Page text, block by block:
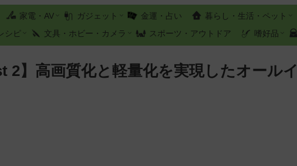
家電・AV ガジェット 金運・占い 暮らし・生活・ペット
シピ
文具・ホビー・カメラ スポーツ・アウトドア 嗜好品
2】高画質化と軽量化を実現したオールイ